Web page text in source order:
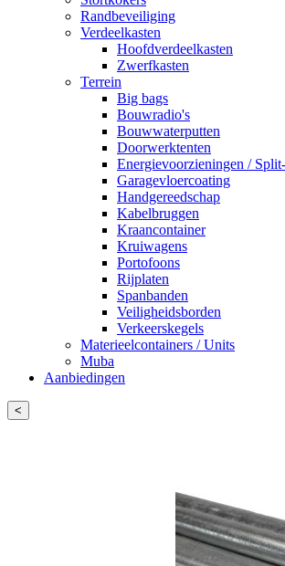
Randbeveiliging
Verdeelkasten
Hoofdverdeelkasten
Zwerfkasten
Terrein
Big bags
Bouwradio's
Bouwwaterputten
Doorwerktenten
Energievoorzieningen /
Garagevloercoating
Handgereedschap
Kabelbruggen
Kraancontainer
Kruiwagens
Portofoons
Rijplaten
Spanbanden
Veiligheidsborden
Verkeerskegels
Materieelcontainers / Units
Muba
Aanbiedingen
<